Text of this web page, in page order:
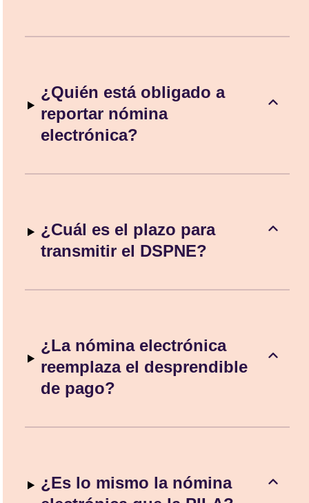
¿Quién está obligado a
reportar nómina
electrónica?
¿Cuál es el plazo para
transmitir el DSPNE?
¿La nómina electrónica
reemplaza el desprendible
de pago?
¿Es lo mismo la nómina